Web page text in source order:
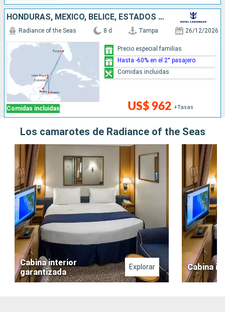
HONDURAS, MÉXICO, BELICE, ESTADOS UNIDOS
Comidas incluidas
Radiance of the Seas 8 d Tampa 26/12/2026
US$ 962 +Tasas
Precio especial familias
Hasta -60% en el 2° pasajero
Comidas incluidas
Los camarotes de Radiance of the Seas
Cabina interior
garantizada
Explorar Cabina